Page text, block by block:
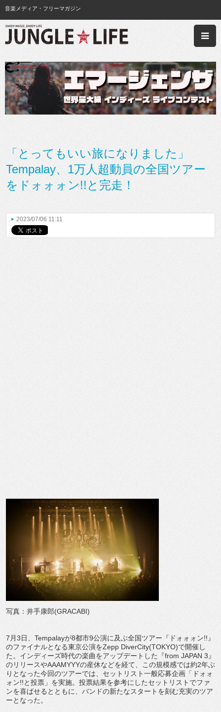
音楽メディア・フリーマガジン
「とってもいい旅になりました」
Tempalay、1万人超動員の全国ツアー
をドォォォン!!と完走！
2023/07/06 11:11
写真：井手康郎(GRACABI)
7 月3日、 Tempalayが8都市9公演に及ぶ全国ツアー『 ドォォォン!! 』
のファイナルとなる東京公演をZepp DiverCity(TOKYO)で開催し
た。 インディーズ時代の楽曲をアップデートした『from JAPAN 3 』
のリリースやAAAMYYYの産休などを経て、 この規模感では約2年ぶ
りとなった今回のツアーでは、 セットリスト一般応募企画「ドォォ
ォン!!と投票」を実施。 投票結果を参考にしたセットリストでファ
ンを喜ばせるとともに、 バンドの新たなスタートを刻む充実のツア
ーとなった。